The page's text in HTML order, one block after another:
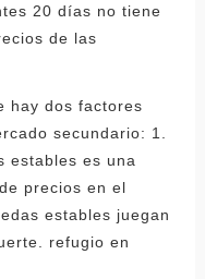
20 días no tiene
de las
hay dos factores
secundario: 1.
estables es una
precios en el
estables juegan
refugio en